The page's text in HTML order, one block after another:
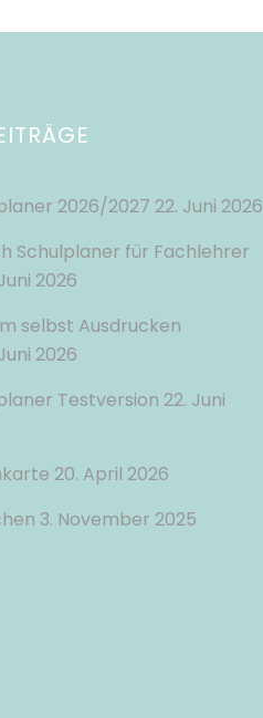
2026/2027 22. Juni 2026
Schulplaner für Fachlehrer
2026
selbst Ausdrucken
2026
Testversion 22. Juni
20. April 2026
3. November 2025